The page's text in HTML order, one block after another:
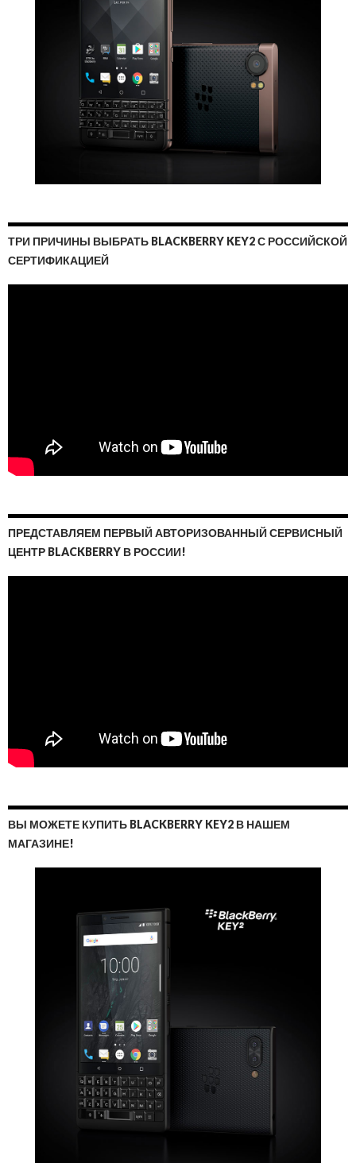
ТРИ ПРИЧИНЫ ВЫБРАТЬ BLACKBERRY KEY2 С РОССИЙСКОЙ
СЕРТИФИКАЦИЕЙ
ПРЕДСТАВЛЯЕМ ПЕРВЫЙ АВТОРИЗОВАННЫЙ СЕРВИСНЫЙ
ЦЕНТР BLACKBERRY В РОССИИ!
ВЫ МОЖЕТЕ КУПИТЬ BLACKBERRY KEY2 В НАШЕМ
МАГАЗИНЕ!